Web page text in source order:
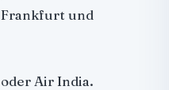
Frankfurt und
Air India.